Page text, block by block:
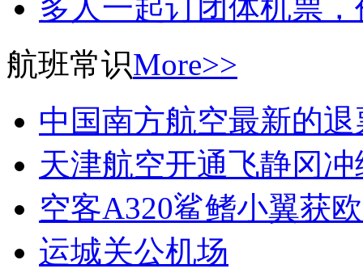
多人一起订团体机票
航班常识More>>
中国南方航空最新的
天津航空开通飞静冈
空客A320鲨鳍小翼获
运城关公机场